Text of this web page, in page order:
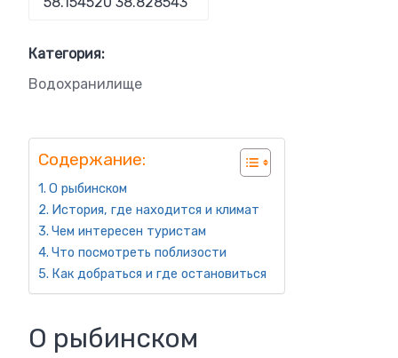
Категория:
Водохранилище
Содержание:
О рыбинском
История, где находится и климат
Чем интересен туристам
Что посмотреть поблизости
Как добраться и где остановиться
О рыбинском